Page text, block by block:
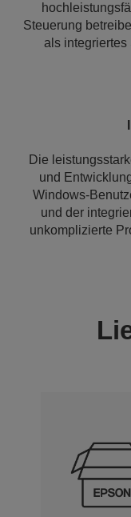
Steuerung
als integriertes
Die
und
Windows-
und der
unkomplizierte